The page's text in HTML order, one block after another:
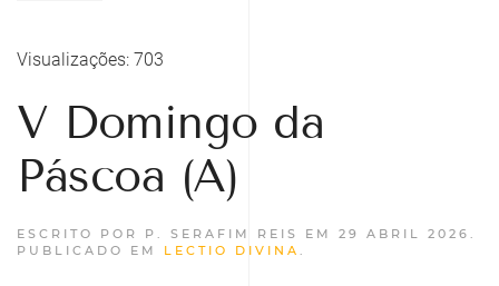
Visualizações: 703
V Domingo da
Páscoa (A)
ESCRITO POR P. SERAFIM REIS EM 29 ABRIL 2026 .
PUBLICADO EM LECTIO DIVINA .